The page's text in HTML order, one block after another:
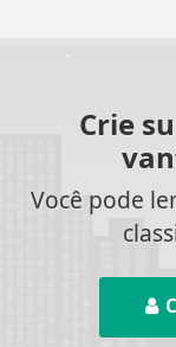
Crie
Você pode